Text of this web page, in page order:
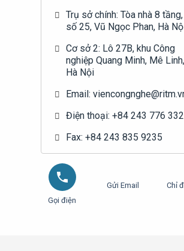
Trụ sở chính: Tòa nhà 8 tầng,
số 25, Vũ Ngọc Phan, Hà
Cơ sở 2: Lô 27B, khu Công
nghiệp Quang Minh, Mê Linh,
Hà Nội
Email:
Điện thoại: +84 243 776
Fax: +84 243 835 9235
Gọi điện
Gửi Email Chỉ